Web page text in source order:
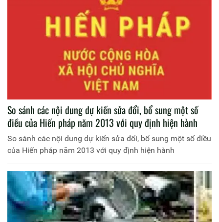
So sánh các nội dung dự kiến sửa đổi, bổ sung một số
điều của Hiến pháp năm 2013 với quy định hiện hành
So sánh các nội dung dự kiến sửa đổi, bổ sung một số điều
của Hiến pháp năm 2013 với quy định hiện hành